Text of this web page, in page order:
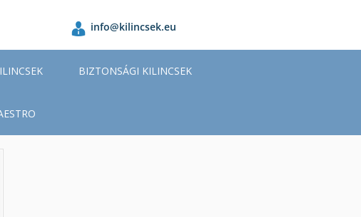
info@kilincsek.eu
BIZTONSÁGI KILINCSEK